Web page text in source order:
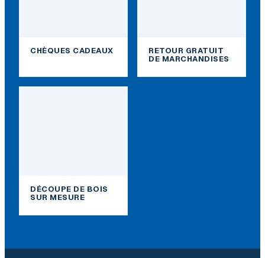
CHÈQUES CADEAUX
RETOUR GRATUIT
DE MARCHANDISES
DÉCOUPE DE BOIS
SUR MESURE